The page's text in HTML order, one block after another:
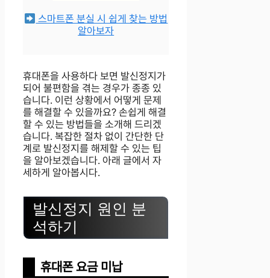
스마트폰 분실 시 쉽게 찾는 방법
알아보자
휴대폰을 사용하다 보면 발신정지가
되어 불편함을 겪는 경우가 종종 있
습니다. 이런 상황에서 어떻게 문제
를 해결할 수 있을까요? 손쉽게 해결
할 수 있는 방법들을 소개해 드리겠
습니다. 복잡한 절차 없이 간단한 단
계로 발신정지를 해제할 수 있는 팁
을 알아보겠습니다. 아래 글에서 자
세하게 알아봅시다.
발신정지 원인 분
석하기
휴대폰 요금 미납